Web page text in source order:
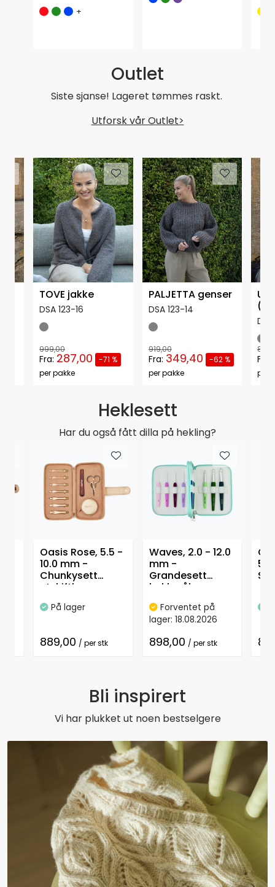
+
Outlet
Siste sjanse! Lageret tømmes raskt.
Utforsk vår Outlet>
Oasis Rose, 5.5 -
10.0 mm -
Chunkysett
utskiftbare
På lager
889,00 / per stk
Waves, 2.0 - 12.0
mm -
Grandesett
heklenåler
håndtak
Forventet på
lager: 18.08.2026
898,00 / per stk
TOVE jakke
DSA 123-16
999,00
Fra: 287,00
-71 %
per pakke
PALJETTA genser
DSA 123-14
919,00
Fra: 349,40
-62 %
per pakke
Fra:
per
Heklesett
Har du også fått dilla på hekling?
Bli inspirert
Vi har plukket ut noen bestselgere